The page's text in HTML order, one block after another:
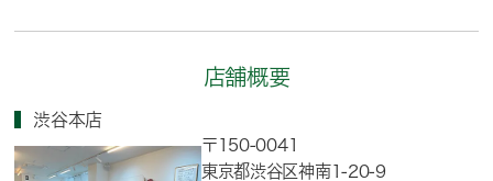
店舗概要
渋谷本店
〒150-0041
東京都渋谷区神南1-20-9